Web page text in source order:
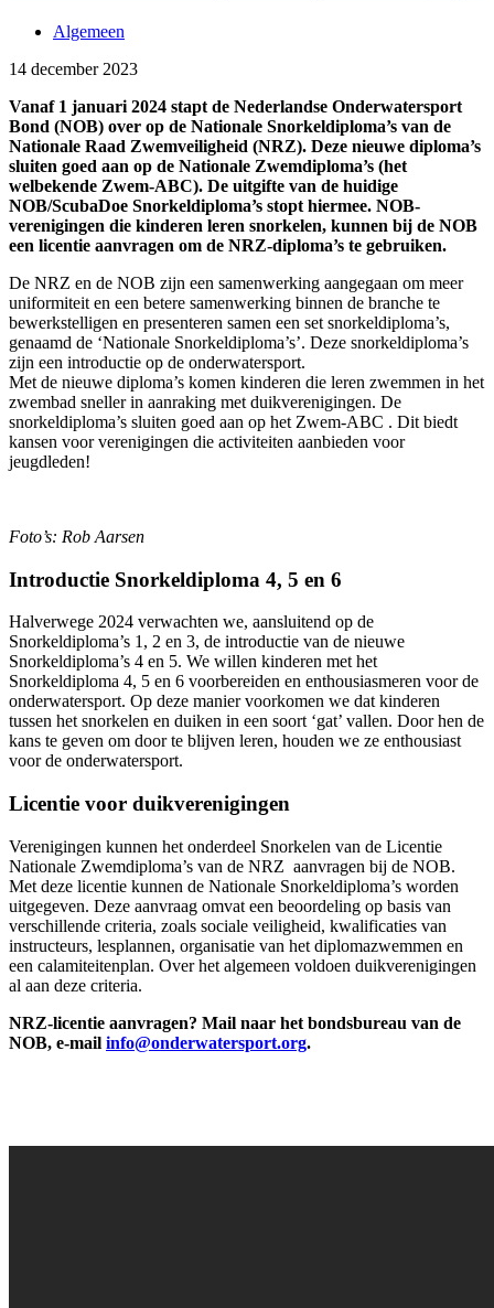
Algemeen
14 december 2023
Vanaf 1 januari 2024 stapt de Nederlandse Onderwatersport
Bond (NOB) over op de Nationale Snorkeldiploma’s van de
Nationale Raad Zwemveiligheid (NRZ). Deze nieuwe diploma’s
sluiten goed aan op de Nationale Zwemdiploma’s (het
welbekende Zwem-ABC). De uitgifte van de huidige
NOB/ScubaDoe Snorkeldiploma’s stopt hiermee. NOB-
verenigingen die kinderen leren snorkelen, kunnen bij de NOB
een licentie aanvragen om de NRZ-diploma’s te gebruiken.
De NRZ en de NOB zijn een samenwerking aangegaan om meer
uniformiteit en een betere samenwerking binnen de branche te
bewerkstelligen en presenteren samen een set snorkeldiploma’s,
genaamd de ‘Nationale Snorkeldiploma’s’. Deze snorkeldiploma’s
zijn een introductie op de onderwatersport.
Met de nieuwe diploma’s komen kinderen die leren zwemmen in het
zwembad sneller in aanraking met duikverenigingen. De
snorkeldiploma’s sluiten goed aan op het Zwem-ABC . Dit biedt
kansen voor verenigingen die activiteiten aanbieden voor
jeugdleden!
Foto’s: Rob Aarsen
Introductie Snorkeldiploma 4, 5 en 6
Halverwege 2024 verwachten we, aansluitend op de
Snorkeldiploma’s 1, 2 en 3, de introductie van de nieuwe
Snorkeldiploma’s 4 en 5. We willen kinderen met het
Snorkeldiploma 4, 5 en 6 voorbereiden en enthousiasmeren voor de
onderwatersport. Op deze manier voorkomen we dat kinderen
tussen het snorkelen en duiken in een soort ‘gat’ vallen. Door hen de
kans te geven om door te blijven leren, houden we ze enthousiast
voor de onderwatersport.
Licentie voor duikverenigingen
Verenigingen kunnen het onderdeel Snorkelen van de Licentie
Nationale Zwemdiploma’s van de NRZ aanvragen bij de NOB.
Met deze licentie kunnen de Nationale Snorkeldiploma’s worden
uitgegeven. Deze aanvraag omvat een beoordeling op basis van
verschillende criteria, zoals sociale veiligheid, kwalificaties van
instructeurs, lesplannen, organisatie van het diplomazwemmen en
een calamiteitenplan. Over het algemeen voldoen duikverenigingen
al aan deze criteria.
NRZ-licentie aanvragen? Mail naar het bondsbureau van de
NOB, e-mail info@onderwatersport.org.